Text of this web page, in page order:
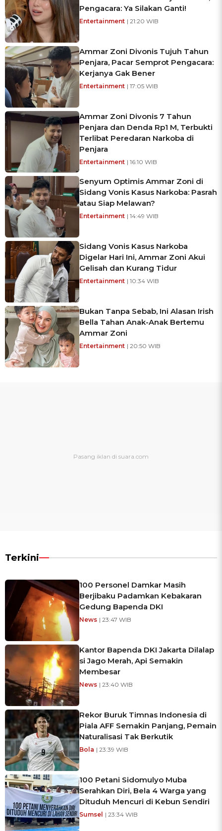
Pengacara: Ya Silakan Ganti!
Entertainment | 21:20 WIB
Ammar Zoni Divonis Tujuh Tahun
Penjara, Pacar Semprot Pengacara:
Kerjanya Gak Bener
Entertainment | 17:05 WIB
Ammar Zoni Divonis 7 Tahun
Penjara dan Denda Rp1 M, Terbukti
Terlibat Peredaran Narkoba di
Penjara
Entertainment | 16:10 WIB
Senyum Optimis Ammar Zoni di
Sidang Vonis Kasus Narkoba: Pasrah
atau Siap Melawan?
Entertainment | 14:49 WIB
Sidang Vonis Kasus Narkoba
Digelar Hari Ini, Ammar Zoni Akui
Gelisah dan Kurang Tidur
Entertainment | 10:34 WIB
Bukan Tanpa Sebab, Ini Alasan Irish
Bella Tahan Anak-Anak Bertemu
Ammar Zoni
Entertainment | 20:50 WIB
Terkini
100 Personel Damkar Masih
Berjibaku Padamkan Kebakaran
Gedung Bapenda DKI
News | 23:47 WIB
Kantor Bapenda DKI Jakarta Dilalap
si Jago Merah, Api Semakin
Membesar
News | 23:40 WIB
Rekor Buruk Timnas Indonesia di
Piala AFF Semakin Panjang, Pemain
Naturalisasi Tak Berkutik
Bola | 23:39 WIB
100 Petani Sidomulyo Muba
Serahkan Diri, Bela 4 Warga yang
Dituduh Mencuri di Kebun Sendiri
Sumsel | 23:34 WIB